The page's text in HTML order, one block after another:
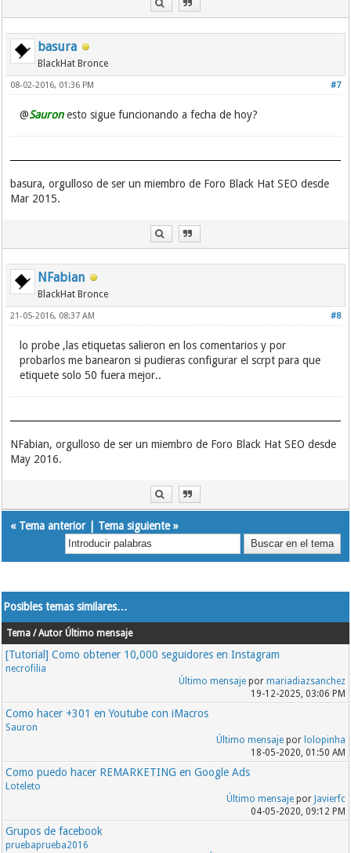
basura
BlackHat Bronce
#7
08-02-2016, 01:36 PM
@Sauronesto sigue funcionando a fecha de hoy?
basura, orgulloso de ser un miembro de Foro Black Hat SEO desde
Mar 2015.
NFabian
BlackHat Bronce
#8
21-05-2016, 08:37 AM
lo probe ,las etiquetas salieron en los comentarios y por
probarlos me banearon si pudieras configurar el scrpt para que
etiquete solo 50 fuera mejor..
NFabian, orgulloso de ser un miembro de Foro Black Hat SEO desde
May 2016.
« Tema anterior| Tema siguiente»
Posibles temas similares…
Tema / Autor Último mensaje
[Tutorial] Como obtener 10,000 seguidores en Instagram
necrofilia
Último mensajepor mariadiazsanchez
19-12-2025, 03:06 PM
Como hacer +301 en Youtube con iMacros
Sauron
Último mensajepor lolopinha
18-05-2020, 01:50 AM
Como puedo hacer REMARKETING en Google Ads
Loteleto
Último mensajepor Javierfc
04-05-2020, 09:12 PM
Grupos de facebook
pruebaprueba2016